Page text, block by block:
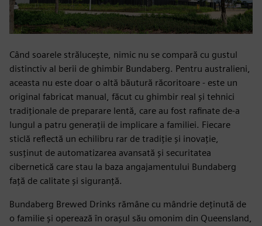
Când soarele strălucește, nimic nu se compară cu gustul
distinctiv al berii de ghimbir Bundaberg. Pentru australieni,
aceasta nu este doar o altă băutură răcoritoare - este un
original fabricat manual, făcut cu ghimbir real și tehnici
tradiționale de preparare lentă, care au fost rafinate de-a
lungul a patru generații de implicare a familiei. Fiecare
sticlă reflectă un echilibru rar de tradiție și inovație,
susținut de automatizarea avansată și securitatea
cibernetică care stau la baza angajamentului Bundaberg
față de calitate și siguranță.
Bundaberg Brewed Drinks rămâne cu mândrie deținută de
o familie și operează în orașul său omonim din Queensland,